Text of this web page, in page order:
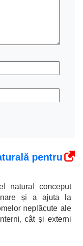
pentru
natural conceput
și a ajuta la
neplăcute ale
cât și externi